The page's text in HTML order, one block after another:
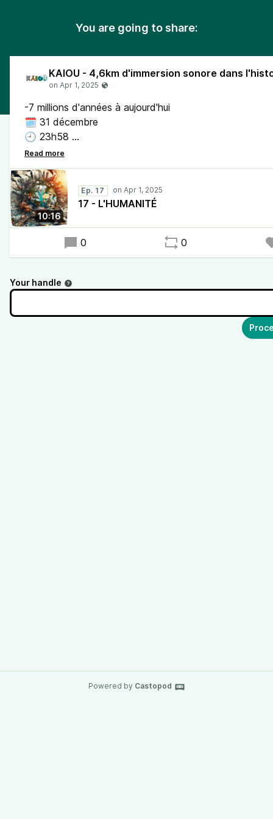
You are going to share:
-7 millions d'années à aujourd'hui
🗓️ 31 décembre
🕘 23h58
📍4 km 593 m. à fin de la marche (distance totale
10:16
Ep. 17
17 - L'HUMANITÉ
0 0
Your handle
Powered by Castopod